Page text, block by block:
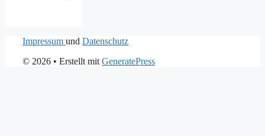
Impressum und Datenschutz
© 2026 • Erstellt mit GeneratePress